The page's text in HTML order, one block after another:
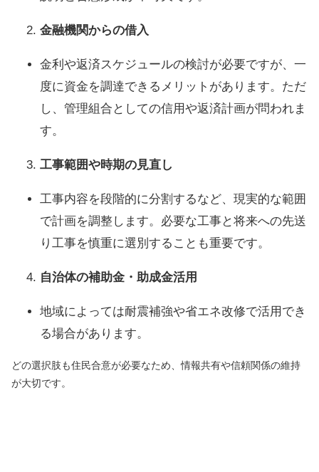
金融機関からの借入
金利や返済スケジュールの検討が必要ですが、一
度に資金を調達できるメリットがあります。ただ
し、管理組合としての信用や返済計画が問われま
す。
工事範囲や時期の見直し
工事内容を段階的に分割するなど、現実的な範囲
で計画を調整します。必要な工事と将来への先送
り工事を慎重に選別することも重要です。
自治体の補助金・助成金活用
地域によっては耐震補強や省エネ改修で活用でき
る場合があります。
どの選択肢も住民合意が必要なため、情報共有や信頼関係の維持
が大切です。